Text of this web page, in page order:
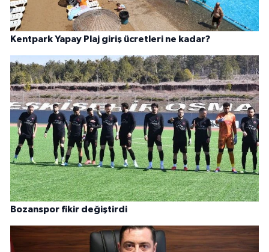
Kentpark Yapay Plaj giriş ücretleri ne kadar?
Bozanspor fikir değiştirdi